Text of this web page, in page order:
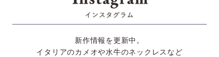
新作情報を更新中。
イタリアのカメオや水牛のネックレスなど